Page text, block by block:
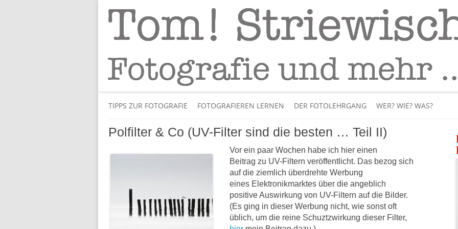
Tom! Striewisch – Fotografieren lernen
Tipps und Tricks und Meinungen zur Fotografie
to
TIPPS ZUR FOTOGRAFIE FOTOGRAFIEREN LERNEN DER FOTOLEHRGANG WER? WIE? WAS?
ÜBER MICH
VIDEOS UND LEHRFILME
Polfilter & Co (UV-Filter sind die besten … Teil II)
Vor ein paar Wochen habe ich hier einen
Beitrag zu UV-Filtern veröffentlicht. Das bezog sich
auf die ziemlich überdrehte Werbung
eines Elektronikmarktes über die angeblich
positive Auswirkung von UV-Filtern auf die Bilder.
(Es ging in dieser Werbung nicht, wie sonst oft
üblich, um die reine Schuztzwirkung dieser Filter,